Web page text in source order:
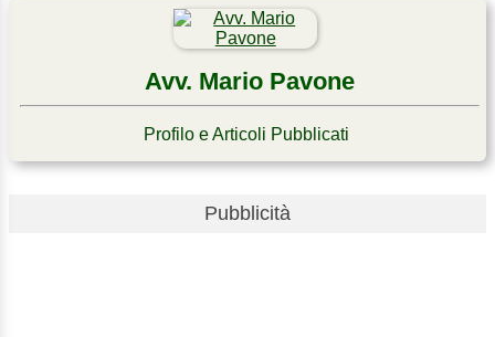
Avv. Mario Pavone
Profilo e Articoli Pubblicati
Pubblicità